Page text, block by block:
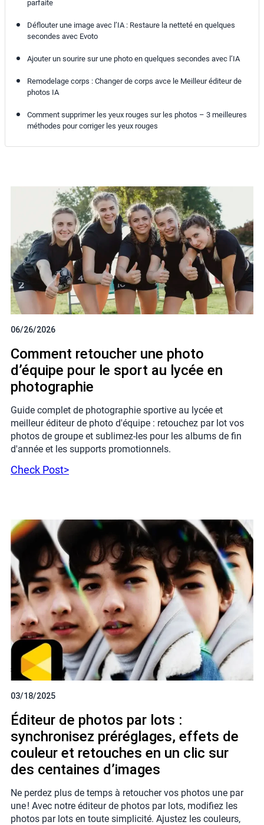
parfaite
Déflouter une image avec l’IA : Restaure la netteté en quelques
secondes avec Evoto
Ajouter un sourire sur une photo en quelques secondes avec l’IA
Remodelage corps : Changer de corps avce le Meilleur éditeur de
photos IA
Comment supprimer les yeux rouges sur les photos – 3 meilleures
méthodes pour corriger les yeux rouges
06/26/2026
Comment retoucher une photo
d’équipe pour le sport au lycée en
photographie
Guide complet de photographie sportive au lycée et
meilleur éditeur de photo d'équipe : retouchez par lot vos
photos de groupe et sublimez-les pour les albums de fin
d'année et les supports promotionnels.
Check Post>
03/18/2025
Éditeur de photos par lots :
synchronisez préréglages, effets de
couleur et retouches en un clic sur
des centaines d’images
Ne perdez plus de temps à retoucher vos photos une par
une ! Avec notre éditeur de photos par lots, modifiez les
photos par lots en toute simplicité. Ajustez les couleurs,